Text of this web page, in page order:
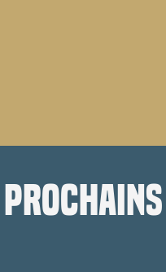
prochains